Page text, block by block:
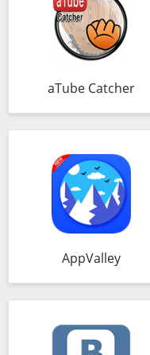
aTube Catcher
AppValley